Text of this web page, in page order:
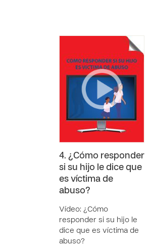
4. ¿Cómo responder
si su hijo le dice que
es víctima de
abuso?
Vídeo: ¿Cómo
responder si su hijo le
dice que es víctima de
abuso?